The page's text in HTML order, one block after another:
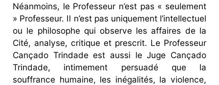
Néanmoins, le Professeur n’est pas « seulement
» Professeur. Il n’est pas uniquement l’intellectuel
ou le philosophe qui observe les affaires de la
Cité, analyse, critique et prescrit. Le Professeur
Cançado Trindade est aussi le Juge Cançado
Trindade, intimement persuadé que la
souffrance humaine, les inégalités, la violence,